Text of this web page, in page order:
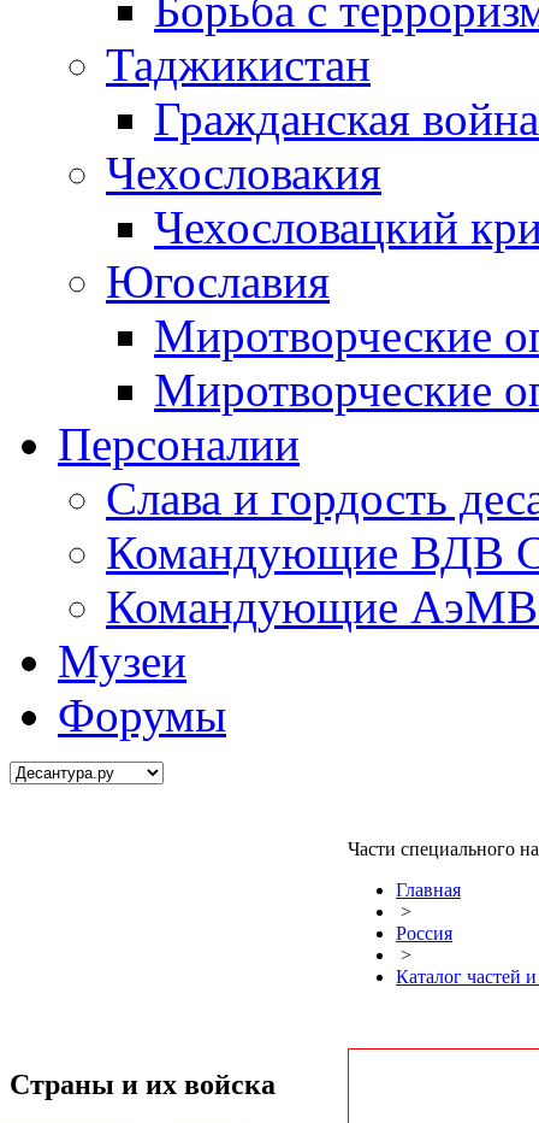
Таджикистан
Гражданская
Чехословакия
Чехословацкий
Югославия
Миротворческие
Миротворческие
Персоналии
Слава и гордость
Командующие ВДВ
Командующие АэМВ
Музеи
Форумы
Страны и их войска
Части специального
Главная
>
Россия
>
Каталог частей